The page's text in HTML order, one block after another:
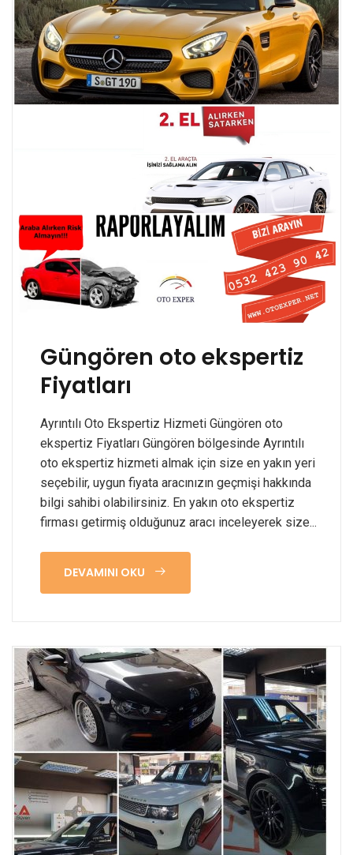
Güngören oto ekspertiz
Fiyatları
Ayrıntılı Oto Ekspertiz Hizmeti Güngören oto
ekspertiz Fiyatları Güngören bölgesinde Ayrıntılı
oto ekspertiz hizmeti almak için size en yakın yeri
seçebilir, uygun fiyata aracınızın geçmişi hakkında
bilgi sahibi olabilirsiniz. En yakın oto ekspertiz
firması getirmiş olduğunuz aracı inceleyerek size...
DEVAMINI OKU